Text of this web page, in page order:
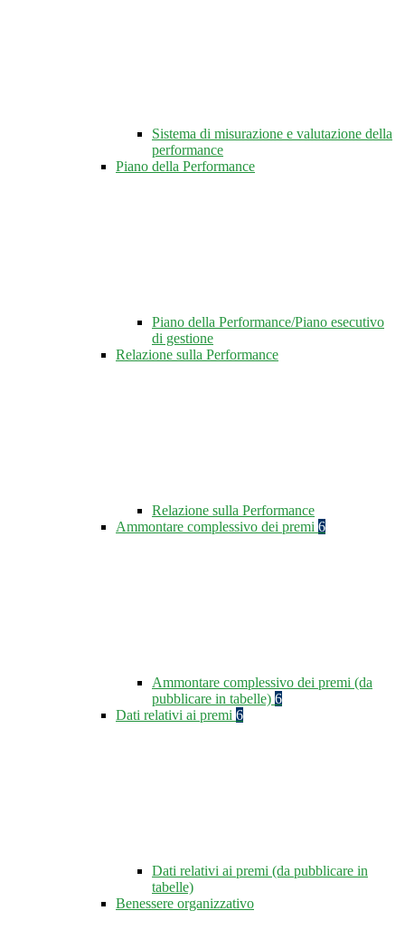
Sistema di misurazione e valutazione della
performance
Piano della Performance
Piano della Performance/Piano esecutivo
di gestione
Relazione sulla Performance
Relazione sulla Performance
Ammontare complessivo dei premi 6
Ammontare complessivo dei premi (da
pubblicare in tabelle) 6
Dati relativi ai premi 6
Dati relativi ai premi (da pubblicare in
tabelle)
Benessere organizzativo